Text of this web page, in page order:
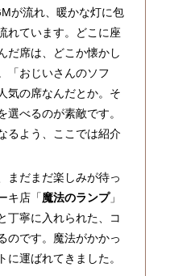
が流れ、暖かな灯に包
れています。どこに座
だ席は、どこか懐かし
「おじいさんのソフ
気の席なんだとか。そ
べるのが素敵です。
るよう、ここでは紹介
まだまだ楽しみが待っ
キ店「魔法のランプ」
丁寧に入れられた、コ
のです。魔法がかかっ
運ばれてきました。